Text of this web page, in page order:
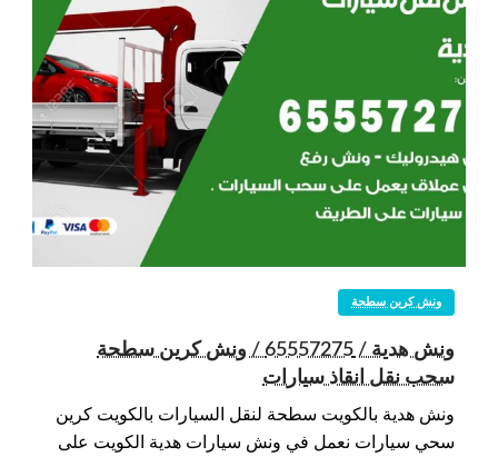
ونش كرين سطحة
ونش هدية / 65557275 / ونش كرين سطحة
سحب نقل انقاذ سيارات
ونش هدية بالكويت سطحة لنقل السيارات بالكويت كرين
سحي سيارات نعمل في ونش سيارات هدية الكويت على